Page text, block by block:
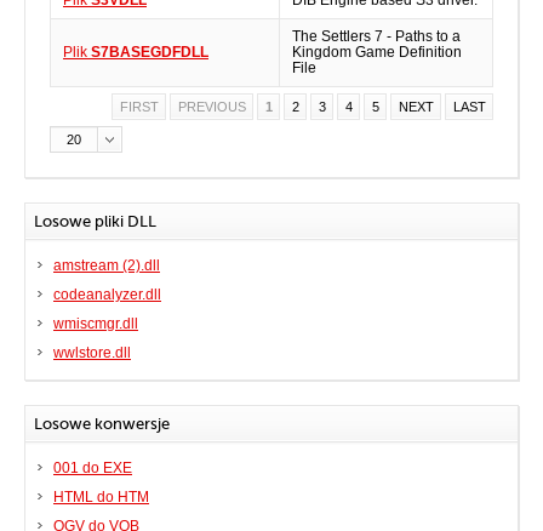
Plik S7BASEGDFDLL
The Settlers 7 - Paths to a
Kingdom Game Definition
File
FIRST PREVIOUS 1 2 3 4 5 NEXT LAST
20
Losowe pliki DLL
amstream (2).dll
codeanalyzer.dll
wmiscmgr.dll
wwlstore.dll
Losowe konwersje
001 do EXE
HTML do HTM
OGV do VOB